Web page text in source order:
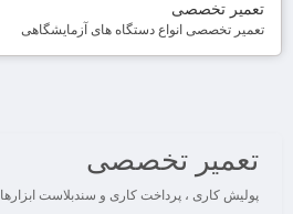
تعمیر تخصصی
تعمیر تخصصی انواع دستگاه های آزمایشگاهی
تعمیر تخصصی
پولیش کاری ، پرداخت کاری و سندبلاست ابزارها